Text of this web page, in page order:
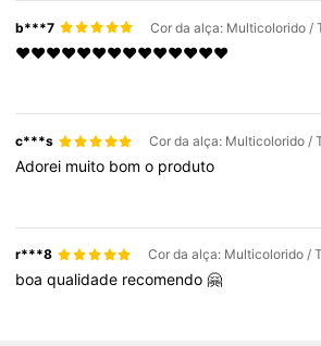
b***7
♥️♥️♥️♥️♥️♥️♥️♥️♥️♥️♥️♥️♥️♥️
c***s
Adorei muito bomo produto
r***8
boaqualidade recomendo🤗